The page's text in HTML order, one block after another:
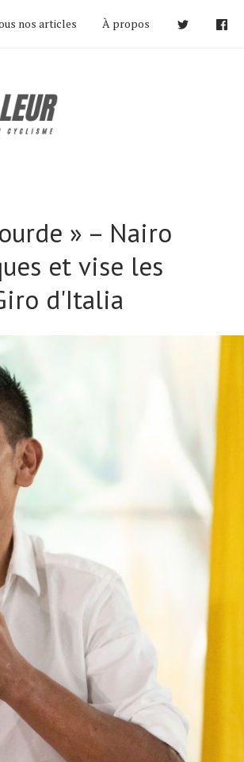
nos articles À propos
» – Nairo
et vise les
d'Italia